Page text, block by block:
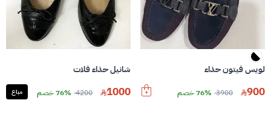
لويس فيتون حذاء
900
3900 76% خصم
شانيل حذاء فلات
1000
4200 76% خصم مباع